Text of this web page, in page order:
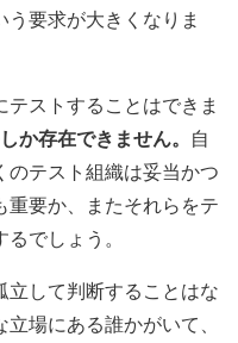
要求が大きくなりま
ストすることはできま
か存在できません。 自
のテスト組織は妥当かつ
要か、またそれらをテ
でしょう。
して判断することはな
場にある誰かがいて、